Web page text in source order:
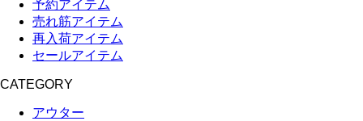
予約アイテム
売れ筋アイテム
再入荷アイテム
セールアイテム
CATEGORY
アウター